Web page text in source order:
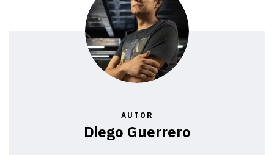
AUTOR
Diego Guerrero